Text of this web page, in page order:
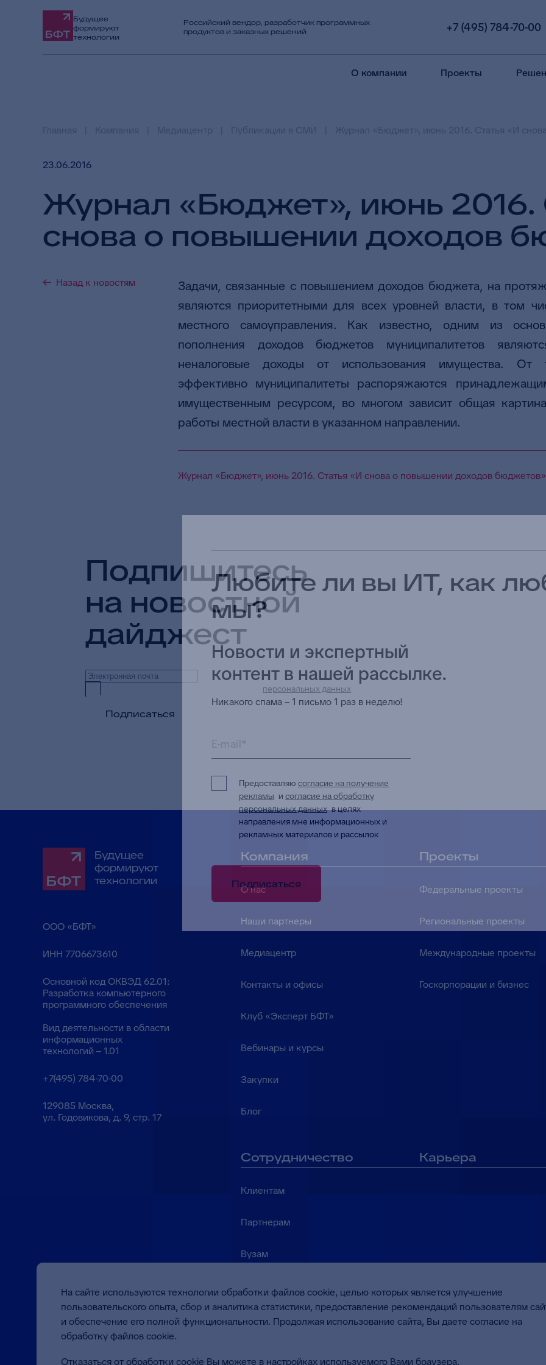
Будущее
формируют
технологии
Российский вендор, разработчик программных
продуктов и заказных решений
+7 (495) 784-70-00
О компании Проекты
23.06.2016
Журнал «Бюджет», июнь 2016.
снова о повышении доходов
Назад к новостям
Задачи, связанные с повышением доходов бюджета, на
являются приоритетными для всех уровней власти, в том
местного самоуправления. Как известно, одним из
пополнения доходов бюджетов муниципалитетов
неналоговые доходы от использования имущества. От
эффективно муниципалитеты распоряжаются
имущественным ресурсом, во многом зависит общая
работы местной власти в указанном направлении.
Журнал «Бюджет», июнь 2016. Статья «И снова о повышении доходов бюджетов»
Подпишитесь
на новостной
дайджест
персональных данных
Подписаться
Будущее
формируют
технологии
ООО «БФТ»
ИНН 7706673610
Основной код ОКВЭД 62.01:
Разработка компьютерного
программного обеспечения
Вид деятельности в области
информационных
технологий – 1.01
+7(495) 784-70-00
129085 Москва,
ул. Годовикова, д. 9, стр. 17
Компания
О нас
Наши партнеры
Медиацентр
Контакты и офисы
Клуб «Эксперт БФТ»
Вебинары и курсы
Закупки
Блог
Проекты
Федеральные проекты
Региональные проекты
Международные проекты
Госкорпорации и бизнес
Сотрудничество
Клиентам
Партнерам
Вузам
Карьера
ineed@bft.ru
Качество работы подтверждено
сертификатом международного стандарта
Любите ли вы ИТ, как
мы?
Новости и экспертный
контент в нашей рассылке.
Никакого спама – 1 письмо 1 раз в неделю!
E-mail*
Предоставляю согласие на получение
рекламы и согласие на обработку
персональных данных в целях
направления мне информационных и
рекламных материалов и рассылок
Подписаться
На сайте используются технологии обработки файлов cookie, целью которых является улучшение
пользовательского опыта, сбор и аналитика статистики, предоставление рекомендаций пользователям
и обеспечение его полной функциональности. Продолжая использование сайта, Вы даете согласие на
обработку файлов cookie.
Отказаться от обработки cookie Вы можете в настройках используемого Вами браузера.